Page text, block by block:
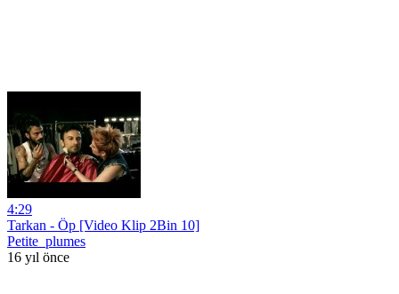
4:29
Tarkan - Öp [Video Klip 2Bin 10]
Petite_plumes
16 yıl önce